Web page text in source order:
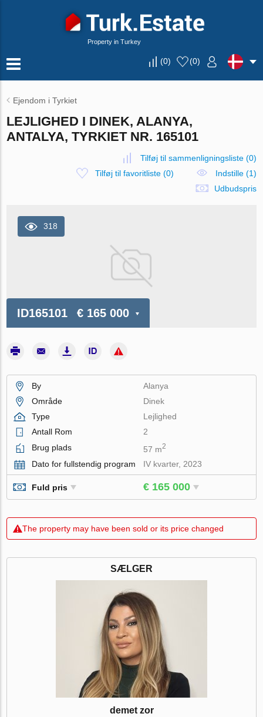
Property in Turkey
(0) (0)
Ejendom i Tyrkiet
LEJLIGHED I DINEK, ALANYA,
ANTALYA, TYRKIET NR. 165101
Tilføj til sammenligningsliste(0)
Tilføj til favoritliste (0)
Indstille (1)
Udbudspris
318
ID165101 € 165 000
By
Alanya
Område
Dinek
Type
Lejlighed
Antall Rom
2
Brug plads
57 m2
Dato for fullstendig program IV kvarter, 2023
Fuld pris € 165 000
The property may have been sold or its price changed
SÆLGER
demet zor